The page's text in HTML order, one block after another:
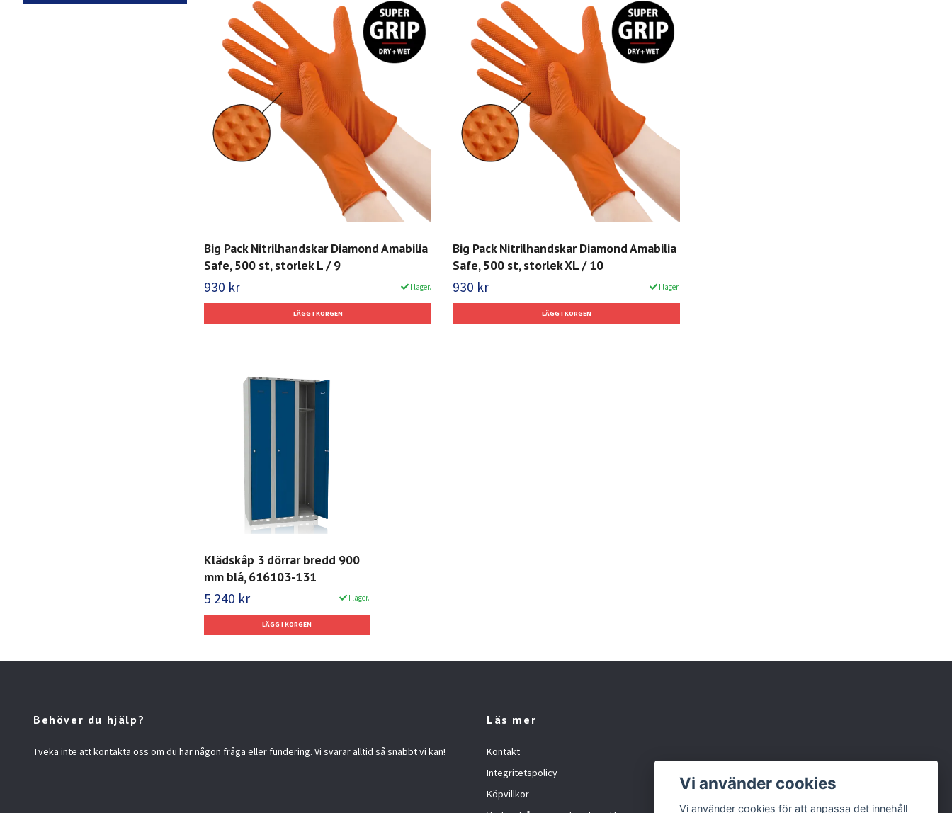
Big Pack Nitrilhandskar Diamond Amabilia
Safe, 500 st, storlek L / 9
930 kr I lager.
Big Pack Nitrilhandskar Diamond Amabilia
Safe, 500 st, storlek XL / 10
930 kr I lager.
Klädskåp 3 dörrar bredd 900
mm blå, 616103-131
5 240 kr I lager.
Behöver du hjälp?
Tveka inte att kontakta oss om du har någon fråga eller fundering. Vi svarar alltid så snabbt vi kan!
Läs mer
Kontakt
Integritetspolicy
Köpvillkor
Vi använder cookies
Vi använder cookies för att anpassa det innehåll